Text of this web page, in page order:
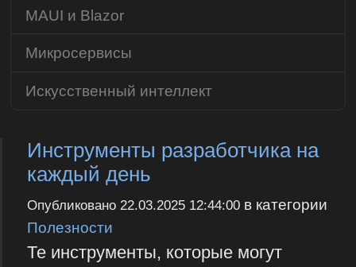
Инструменты разработчика на
каждый день
Опубликовано 22.03.2025 12:44:00в категории
Полезности
Те инструменты, которые могут
MAUI и Blazor
Микросервисы
Искусственный интеллект